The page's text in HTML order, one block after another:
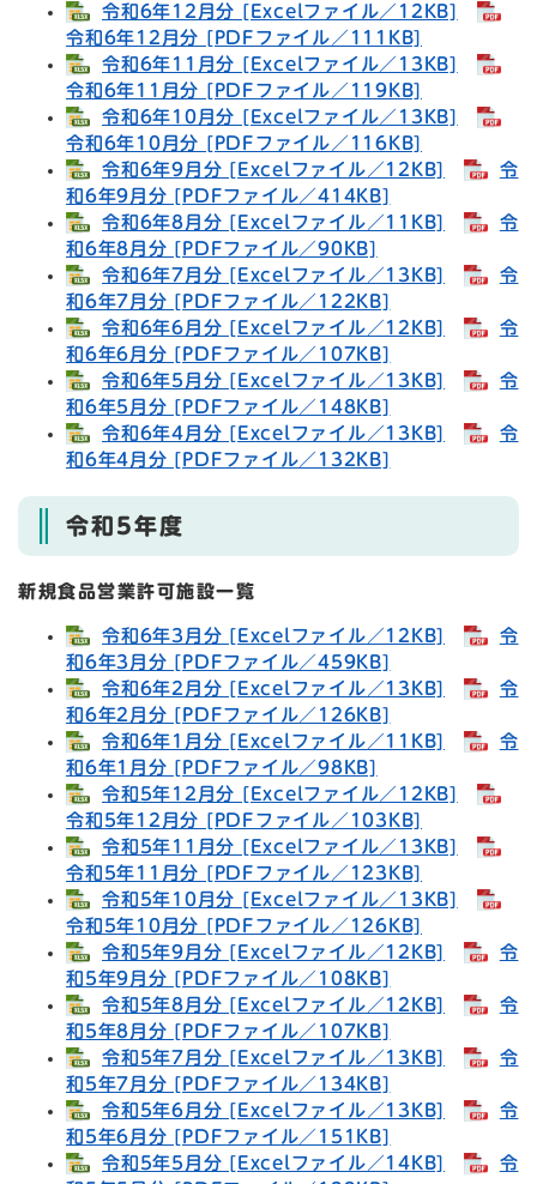
令和6年12月分 [Excelファイル／12KB]
令和6年12月分 [PDFファイル／111KB]
令和6年11月分 [Excelファイル／13KB]
令和6年11月分 [PDFファイル／119KB]
令和6年10月分 [Excelファイル／13KB]
令和6年10月分 [PDFファイル／116KB]
令和6年9月分 [Excelファイル／12KB]
令
和6年9月分 [PDFファイル／414KB]
令和6年8月分 [Excelファイル／11KB]
令
和6年8月分 [PDFファイル／90KB]
令和6年7月分 [Excelファイル／13KB]
令
和6年7月分 [PDFファイル／122KB]
令和6年6月分 [Excelファイル／12KB]
令
和6年6月分 [PDFファイル／107KB]
令和6年5月分 [Excelファイル／13KB]
令
和6年5月分 [PDFファイル／148KB]
令和6年4月分 [Excelファイル／13KB]
令
和6年4月分 [PDFファイル／132KB]
令和5年度
新規食品営業許可施設一覧
令和6年3月分 [Excelファイル／12KB]
令
和6年3月分 [PDFファイル／459KB]
令和6年2月分 [Excelファイル／13KB]
令
和6年2月分 [PDFファイル／126KB]
令和6年1月分 [Excelファイル／11KB]
令
和6年1月分 [PDFファイル／98KB]
令和5年12月分 [Excelファイル／12KB]
令和5年12月分 [PDFファイル／103KB]
令和5年11月分 [Excelファイル／13KB]
令和5年11月分 [PDFファイル／123KB]
令和5年10月分 [Excelファイル／13KB]
令和5年10月分 [PDFファイル／126KB]
令和5年9月分 [Excelファイル／12KB]
令
和5年9月分 [PDFファイル／108KB]
令和5年8月分 [Excelファイル／12KB]
令
和5年8月分 [PDFファイル／107KB]
令和5年7月分 [Excelファイル／13KB]
令
和5年7月分 [PDFファイル／134KB]
令和5年6月分 [Excelファイル／13KB]
令
和5年6月分 [PDFファイル／151KB]
令和5年5月分 [Excelファイル／14KB]
令